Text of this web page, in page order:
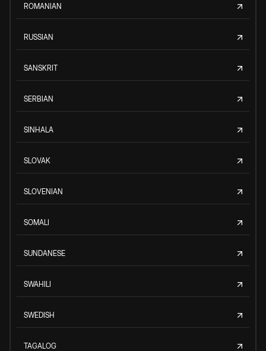
ROMANIAN
RUSSIAN
SANSKRIT
SERBIAN
SINHALA
SLOVAK
SLOVENIAN
SOMALI
SUNDANESE
SWAHILI
SWEDISH
TAGALOG